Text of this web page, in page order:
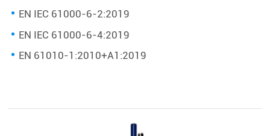
EN IEC 61000-6-2:2019
EN IEC 61000-6-4:2019
EN 61010-1:2010+A1:2019